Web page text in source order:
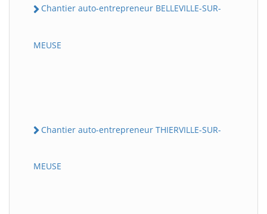
Chantier auto-entrepreneur BELLEVILLE-SUR-
MEUSE
Chantier auto-entrepreneur THIERVILLE-SUR-
MEUSE